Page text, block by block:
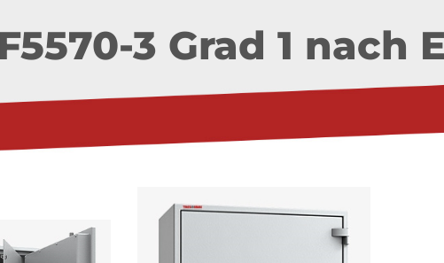
3 Grad 1 nach